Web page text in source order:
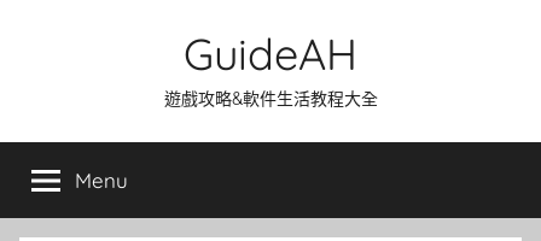
GuideAH
遊戲攻略&軟件生活教程大全
Menu